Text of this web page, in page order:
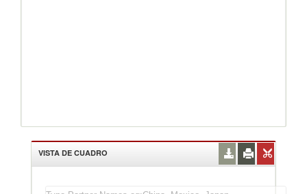
VISTA DE CUADRO